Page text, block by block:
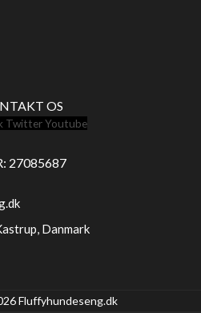
OS
TwitterYoutube
27085687
Danmark
Fluffyhundeseng.dk